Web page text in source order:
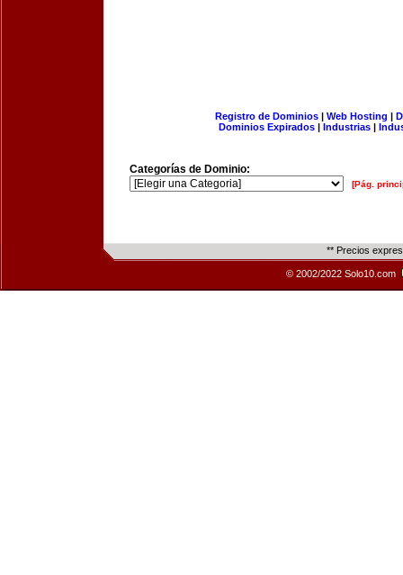
Registro de Dominios| Web Hosting |
Dominios Expirados | Industrias |
Categorías de Dominio:
[Pág.
** Precios
© 2002/2022 Solo10.com